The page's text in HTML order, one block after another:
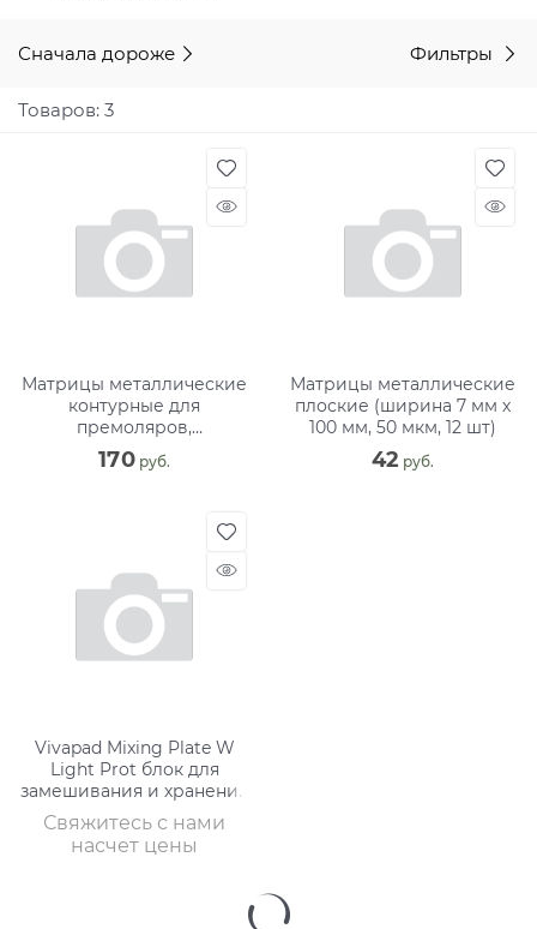
Сначала дороже Фильтры
Товаров: 3
Матрицы металлические
контурные для
премоляров,
центральный выступ, (35
мкм х 12 шт)
170 руб.
Матрицы металлические
плоские (ширина 7 мм х
100 мм, 50 мкм, 12 шт)
42 руб.
Vivapad Mixing Plate W
Light Prot блок для
замешивания и хранения
Свяжитесь с нами
насчет цены